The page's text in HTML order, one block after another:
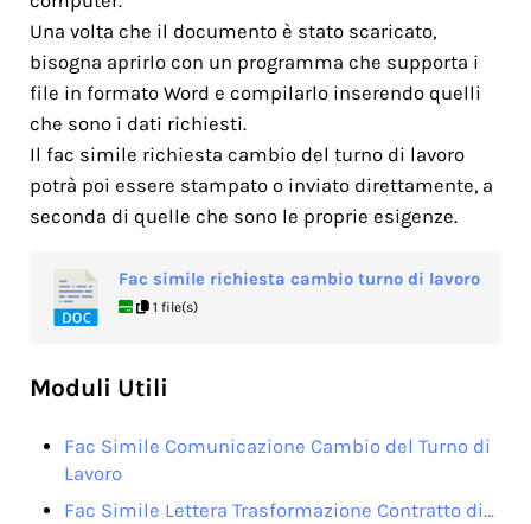
Una volta che il documento è stato scaricato,
bisogna aprirlo con un programma che supporta i
file in formato Word e compilarlo inserendo quelli
che sono i dati richiesti.
Il fac simile richiesta cambio del turno di lavoro
potrà poi essere stampato o inviato direttamente, a
seconda di quelle che sono le proprie esigenze.
Fac simile richiesta cambio turno di lavoro
1 file(s)
Moduli Utili
Fac Simile Comunicazione Cambio del Turno di
Lavoro
Fac Simile Lettera Trasformazione Contratto di…